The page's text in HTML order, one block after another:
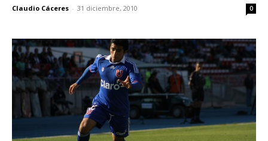
Claudio Cáceres - 31 diciembre, 2010 0